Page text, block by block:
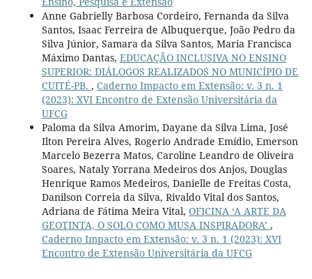
Anne Gabrielly Barbosa Cordeiro, Fernanda da Silva
Santos, Isaac Ferreira de Albuquerque, João Pedro da
Silva Júnior, Samara da Silva Santos, Maria Francisca
Máximo Dantas, EDUCAÇÃO INCLUSIVA NO ENSINO
SUPERIOR: DIÁLOGOS REALIZADOS NO MUNICÍPIO DE
CUITÉ-PB. , Caderno Impacto em Extensão: v. 3 n. 1
(2023): XVI Encontro de Extensão Universitária da
UFCG
Paloma da Silva Amorim, Dayane da Silva Lima, José
Ilton Pereira Alves, Rogerio Andrade Emídio, Emerson
Marcelo Bezerra Matos, Caroline Leandro de Oliveira
Soares, Nataly Yorrana Medeiros dos Anjos, Douglas
Henrique Ramos Medeiros, Danielle de Freitas Costa,
Danilson Correia da Silva, Rivaldo Vital dos Santos,
Adriana de Fátima Meira Vital, OFICINA ‘A ARTE DA
GEOTINTA, O SOLO COMO MUSA INSPIRADORA’ ,
Caderno Impacto em Extensão: v. 3 n. 1 (2023): XVI
Encontro de Extensão Universitária da UFCG